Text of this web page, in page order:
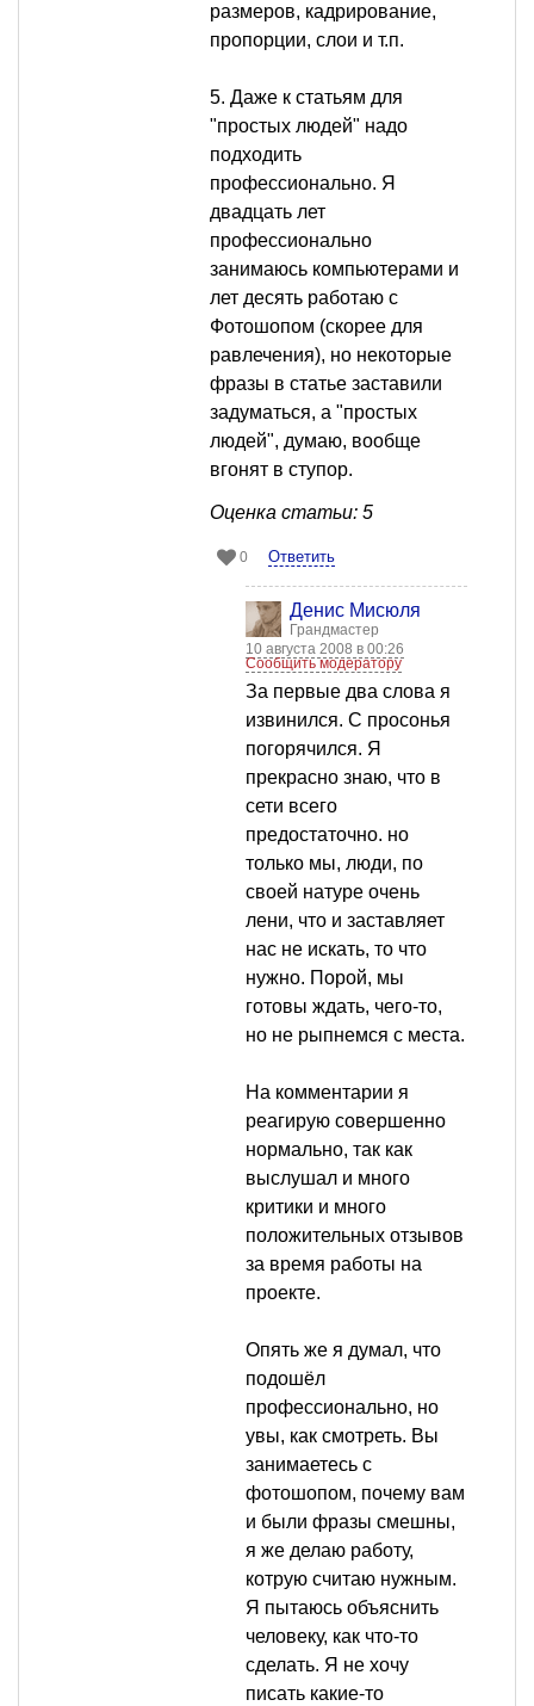
размеров, кадрирование,
пропорции, слои и т.п.
5. Даже к статьям для
"простых людей" надо
подходить
профессионально. Я
двадцать лет
профессионально
занимаюсь компьютерами и
лет десять работаю с
Фотошопом (скорее для
равлечения), но некоторые
фразы в статье заставили
задуматься, а "простых
людей", думаю, вообще
вгонят в ступор.
Оценка статьи: 5
0 Ответить
Денис Мисюля
Грандмастер
10 августа 2008 в 00:26
Сообщить модератору
За первые два слова я
извинился. С просонья
погорячился. Я
прекрасно знаю, что в
сети всего
предостаточно. но
только мы, люди, по
своей натуре очень
лени, что и заставляет
нас не искать, то что
нужно. Порой, мы
готовы ждать, чего-то,
но не рыпнемся с места.
На комментарии я
реагирую совершенно
нормально, так как
выслушал и много
критики и много
положительных отзывов
за время работы на
проекте.
Опять же я думал, что
подошёл
профессионально, но
увы, как смотреть. Вы
занимаетесь с
фотошопом, почему вам
и были фразы смешны,
я же делаю работу,
котрую считаю нужным.
Я пытаюсь объяснить
человеку, как что-то
сделать. Я не хочу
писать какие-то